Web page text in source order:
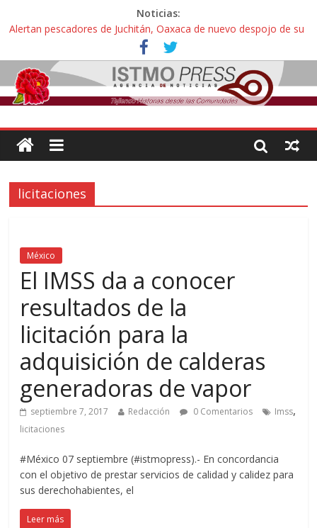
Noticias:
Alertan pescadores de Juchitán, Oaxaca de nuevo despojo de su
territorio para construir un parque eólico
Pescadores y comuneros ikoots detienen la extracción ilegal de
material pétreo de gravera Oyamel
Un nuevo derrame de hidrocarburo afecta a Salina Cruz, Oaxaca;
ahora pescadores de Salinas del Marqués denuncian daños de
🎧Capítulo 2 : CUIDAR A MI HIJA CON SÍNDROME DE DOWN
Familiares de periodista Alejandro Leyva asesinado en Oaxaca
licitaciones
México
El IMSS da a conocer
resultados de la
licitación para la
adquisición de calderas
generadoras de vapor
septiembre 7, 2017 Redacción 0 Comentarios Imss,
licitaciones
#México 07 septiembre (#istmopress).- En concordancia
con el objetivo de prestar servicios de calidad y calidez para
sus derechohabientes, el
Leer más